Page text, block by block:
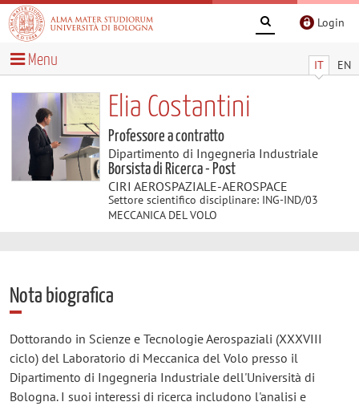
Login
IT EN
Menu
Elia Costantini
Professore a contratto
Dipartimento di Ingegneria Industriale
Borsista di Ricerca - Post
CIRI AEROSPAZIALE-AEROSPACE
Settore scientifico disciplinare: ING-IND/03
MECCANICA DEL VOLO
Nota biografica
Dottorando in Scienze e Tecnologie Aerospaziali (XXXVIII
ciclo) del Laboratorio di Meccanica del Volo presso il
Dipartimento di Ingegneria Industriale dell'Università di
Bologna. I suoi interessi di ricerca includono l'analisi e